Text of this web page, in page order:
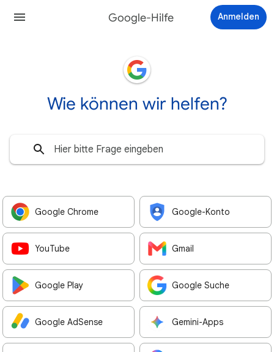
Google-Hilfe Anmelden
Wie können wir helfen?
Google Chrome Google-Konto
YouTube Gmail
Google Play Google Suche
Google AdSense Gemini-Apps